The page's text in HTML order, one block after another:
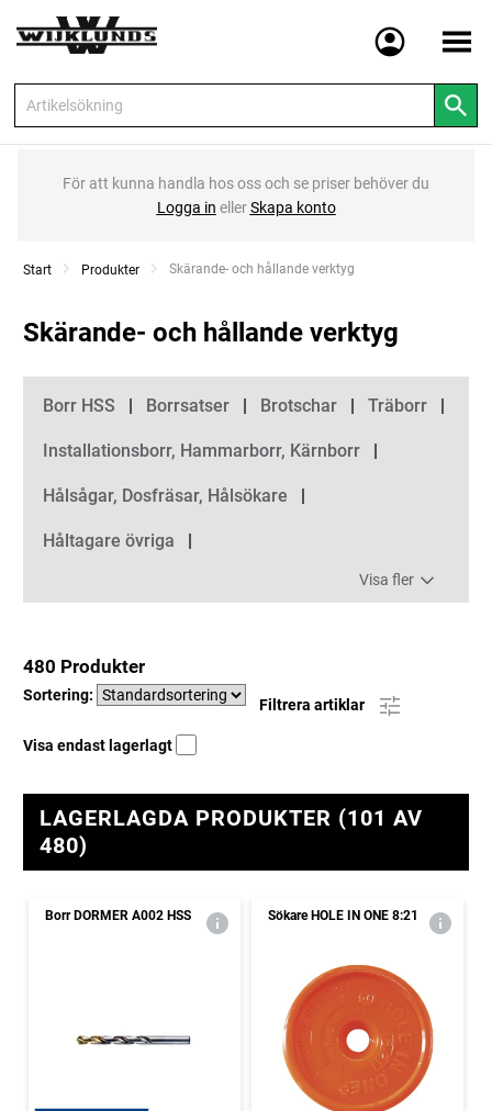
Meny
För att kunna handla hos oss och se priser behöver du
Logga in ellerSkapa konto
Start Produkter Current:
Skärande- och hållande verktyg
Skärande- och hållande verktyg
Kategorier
Borr HSS Borrsatser Brotschar Träborr
Installationsborr, Hammarborr, Kärnborr
Hålsågar, Dosfräsar, Hålsökare
Håltagare övriga
Visa fler
480 Produkter
Sortering:
Filtrera artiklar
Visa endast lagerlagt
LAGERLAGDA PRODUKTER (101 AV
480)
Borr DORMER A002 HSS Sökare HOLE IN ONE 8:21